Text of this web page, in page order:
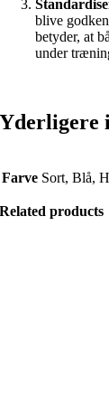
blive
betyder, at
under
Yderligere
Farve Sort, Blå,
Related products